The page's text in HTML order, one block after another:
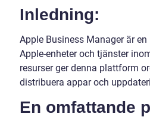
Inledning:
Apple Business Manager är
Apple-enheter och tjänster
resurser ger denna plattform
distribuera appar och
En omfattande